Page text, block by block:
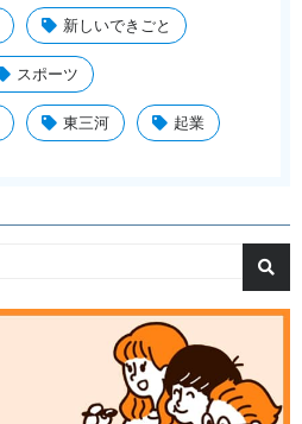
新しいできごと
スポーツ
東三河 起業